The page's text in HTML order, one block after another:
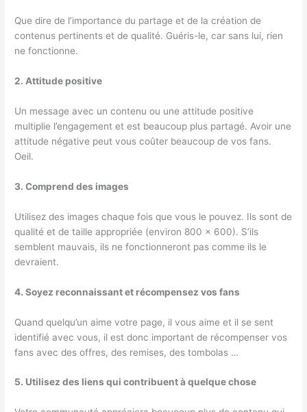
Que dire de l’importance du partage et de la création de
contenus pertinents et de qualité. Guéris-le, car sans lui, rien
ne fonctionne.
2. Attitude positive
Un message avec un contenu ou une attitude positive
multiplie l’engagement et est beaucoup plus partagé. Avoir une
attitude négative peut vous coûter beaucoup de vos fans.
Oeil.
3. Comprend des images
Utilisez des images chaque fois que vous le pouvez. Ils sont de
qualité et de taille appropriée (environ 800 × 600). S’ils
semblent mauvais, ils ne fonctionneront pas comme ils le
devraient.
4. Soyez reconnaissant et récompensez vos fans
Quand quelqu’un aime votre page, il vous aime et il se sent
identifié avec vous, il est donc important de récompenser vos
fans avec des offres, des remises, des tombolas …
5. Utilisez des liens qui contribuent à quelque chose